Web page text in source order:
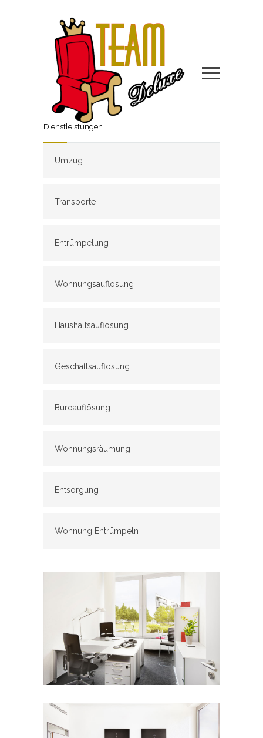
Dienstleistungen
Umzug
Transporte
Entrümpelung
Wohnungsauflösung
Haushaltsauflösung
Geschäftsauflösung
Büroauflösung
Wohnungsräumung
Entsorgung
Wohnung Entrümpeln